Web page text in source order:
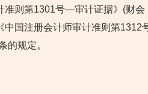
准则第1301号—审计证据》(财
中国注册会计师审计准则第
的规定。